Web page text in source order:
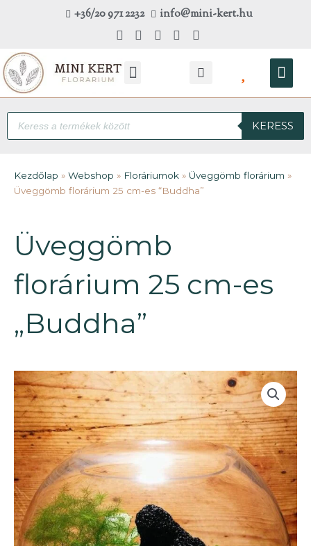
+36/20 971 2232 info@mini-kert.hu
Products
search
KERESS
Kezdőlap » Webshop » Floráriumok » Üveggömb florárium »
Üveggömb florárium 25 cm-es “Buddha”
Üveggömb
florárium 25 cm-es
„Buddha”